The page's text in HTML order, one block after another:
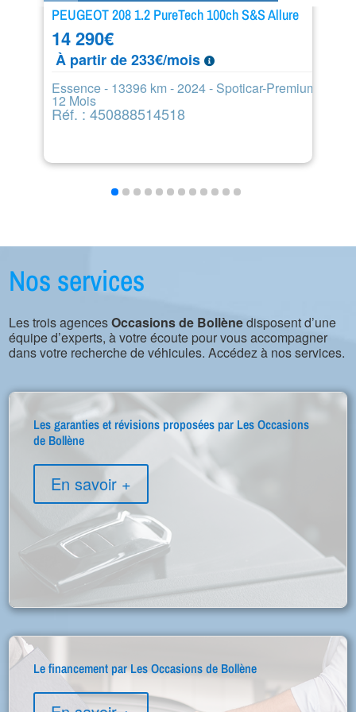
PEUGEOT 208 1.2 PureTech 100ch S&S Allure
14 290€
À partir de 233€/mois
Essence - 13396 km - 2024 - Spoticar-Premium
12 Mois
Réf. : 450888514518
Nos services
Les trois agencesOccasions de Bollènedisposent d’une
équipe d’experts, à votre écoute pour vous accompagner
dans votre recherche de véhicules. Accédez à nos services.
Les garanties et révisions proposées par Les Occasions
de Bollène
En savoir +
Le financement par Les Occasions de Bollène